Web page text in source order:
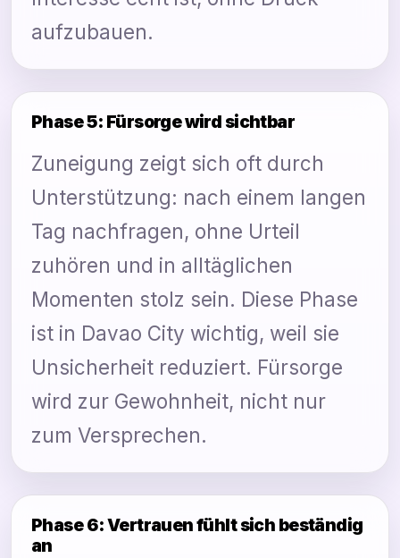
aufzubauen.
Phase 5: Fürsorge wird sichtbar
Zuneigung zeigt sich oft durch
Unterstützung: nach einem langen
Tag nachfragen, ohne Urteil
zuhören und in alltäglichen
Momenten stolz sein. Diese Phase
ist in Davao City wichtig, weil sie
Unsicherheit reduziert. Fürsorge
wird zur Gewohnheit, nicht nur
zum Versprechen.
Phase 6: Vertrauen fühlt sich beständig
an